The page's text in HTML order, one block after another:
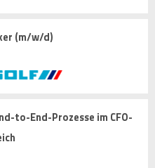
(m/w/d)
to-End-Prozesse im CFO-